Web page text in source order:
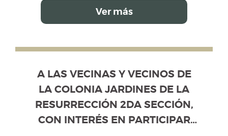
SUPLENTES, EN EL PROCESO DE
ELECCIÓN DE LA MESA
Ver más
A LAS VECINAS Y VECINOS DE LA
Información disponible de la convocatoria. Use
A LAS VECINAS Y VECINOS DE
LA COLONIA JARDINES DE LA
RESURRECCIÓN 2DA SECCIÓN,
CON INTERÉS EN PARTICIPAR